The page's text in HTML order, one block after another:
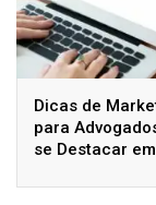
Dicas de
para
se Destacar